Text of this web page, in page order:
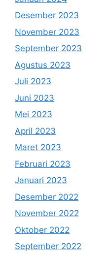
Desember 2023
November 2023
September 2023
Agustus 2023
Juli 2023
Juni 2023
Mei 2023
April 2023
Maret 2023
Februari 2023
Januari 2023
Desember 2022
November 2022
Oktober 2022
September 2022